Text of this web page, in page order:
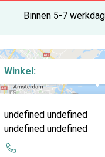
Binnen 5-7
Winkel:
undefined undefined
undefined undefined